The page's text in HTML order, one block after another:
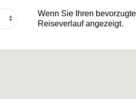
Wenn Sie Ihren
Reiseverlauf angezeigt.